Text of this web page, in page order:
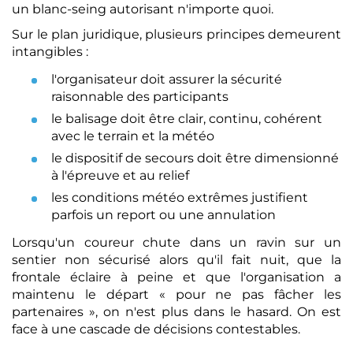
un blanc-seing autorisant n'importe quoi.
Sur le plan juridique, plusieurs principes demeurent
intangibles :
l'organisateur doit assurer la sécurité
raisonnable des participants
le balisage doit être clair, continu, cohérent
avec le terrain et la météo
le dispositif de secours doit être dimensionné
à l'épreuve et au relief
les conditions météo extrêmes justifient
parfois un report ou une annulation
Lorsqu'un coureur chute dans un ravin sur un
sentier non sécurisé alors qu'il fait nuit, que la
frontale éclaire à peine et que l'organisation a
maintenu le départ « pour ne pas fâcher les
partenaires », on n'est plus dans le hasard. On est
face à une cascade de décisions contestables.